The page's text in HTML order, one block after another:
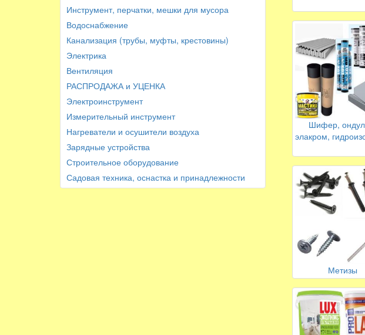
Инструмент, перчатки, мешки для мусора
Водоснабжение
Канализация (трубы, муфты, крестовины)
Электрика
Вентиляция
РАСПРОДАЖА и УЦЕНКА
Электроинструмент
Измерительный инструмент
Нагреватели и осушители воздуха
Зарядные устройства
Строительное оборудование
Садовая техника, оснастка и принадлежности
Шифер,
элакром,
Метизы